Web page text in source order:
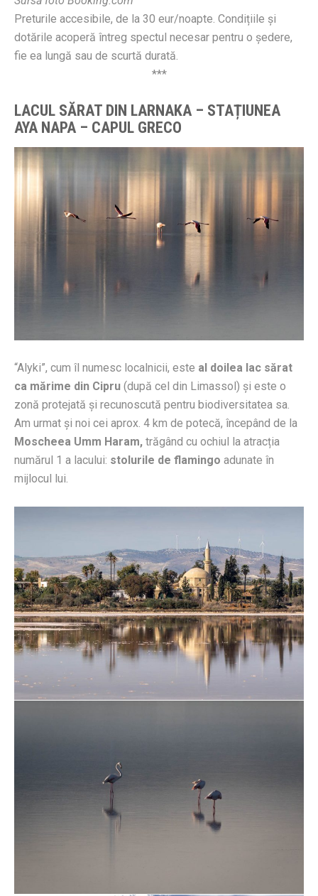
Preturile accesibile, de la 30 eur/noapte. Condițiile și
dotările acoperă întreg spectul necesar pentru o ședere,
fie ea lungă sau de scurtă durată.
***
LACUL SĂRAT DIN LARNAKA – STAȚIUNEA
AYA NAPA – CAPUL GRECO
“Alyki”, cum îl numesc localnicii, este al doilea lac sărat
ca mărime din Cipru (după cel din Limassol) și este o
zonă protejată și recunoscută pentru biodiversitatea sa.
Am urmat și noi cei aprox. 4 km de potecă, începând de la
Moscheea Umm Haram, trăgând cu ochiul la atracția
numărul 1 a lacului: stolurile de flamingo adunate în
mijlocul lui.